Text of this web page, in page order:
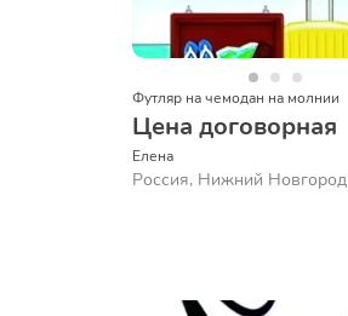
Футляр на чемодан на молнии
Цена договорная
Елена
Россия, Нижний Новгород